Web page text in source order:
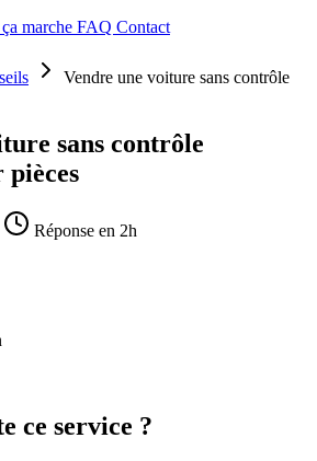
marche FAQ Contact
Vendre une voiture sans contrôle
sans contrôle
pièces
Réponse en 2h
ce service ?